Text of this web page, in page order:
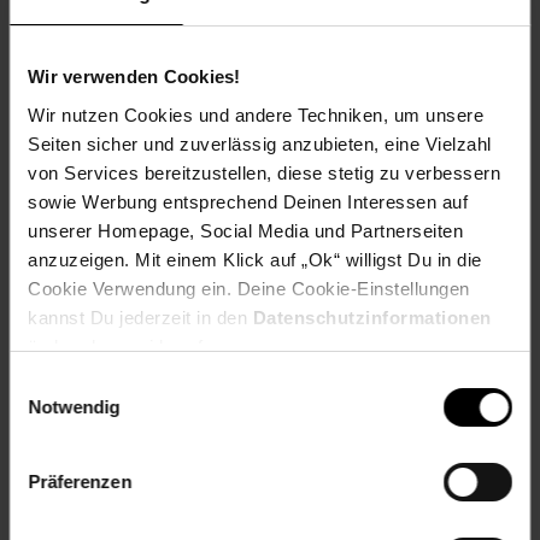
Wir verwenden Cookies!
Wir nutzen Cookies und andere Techniken, um unsere
Seiten sicher und zuverlässig anzubieten, eine Vielzahl
von Services bereitzustellen, diese stetig zu verbessern
sowie Werbung entsprechend Deinen Interessen auf
unserer Homepage, Social Media und Partnerseiten
anzuzeigen. Mit einem Klick auf „Ok“ willigst Du in die
Cookie Verwendung ein. Deine Cookie-Einstellungen
kannst Du jederzeit in den Datenschutzinformationen
ändern bzw. widerrufen.
Notwendig
Präferenzen
Herstellerinformationen
Fußzeile
Weitere Online-Angebote